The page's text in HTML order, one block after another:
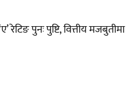
रेटिङ पुनः पुष्टि, वित्तीय मजबुतीमा